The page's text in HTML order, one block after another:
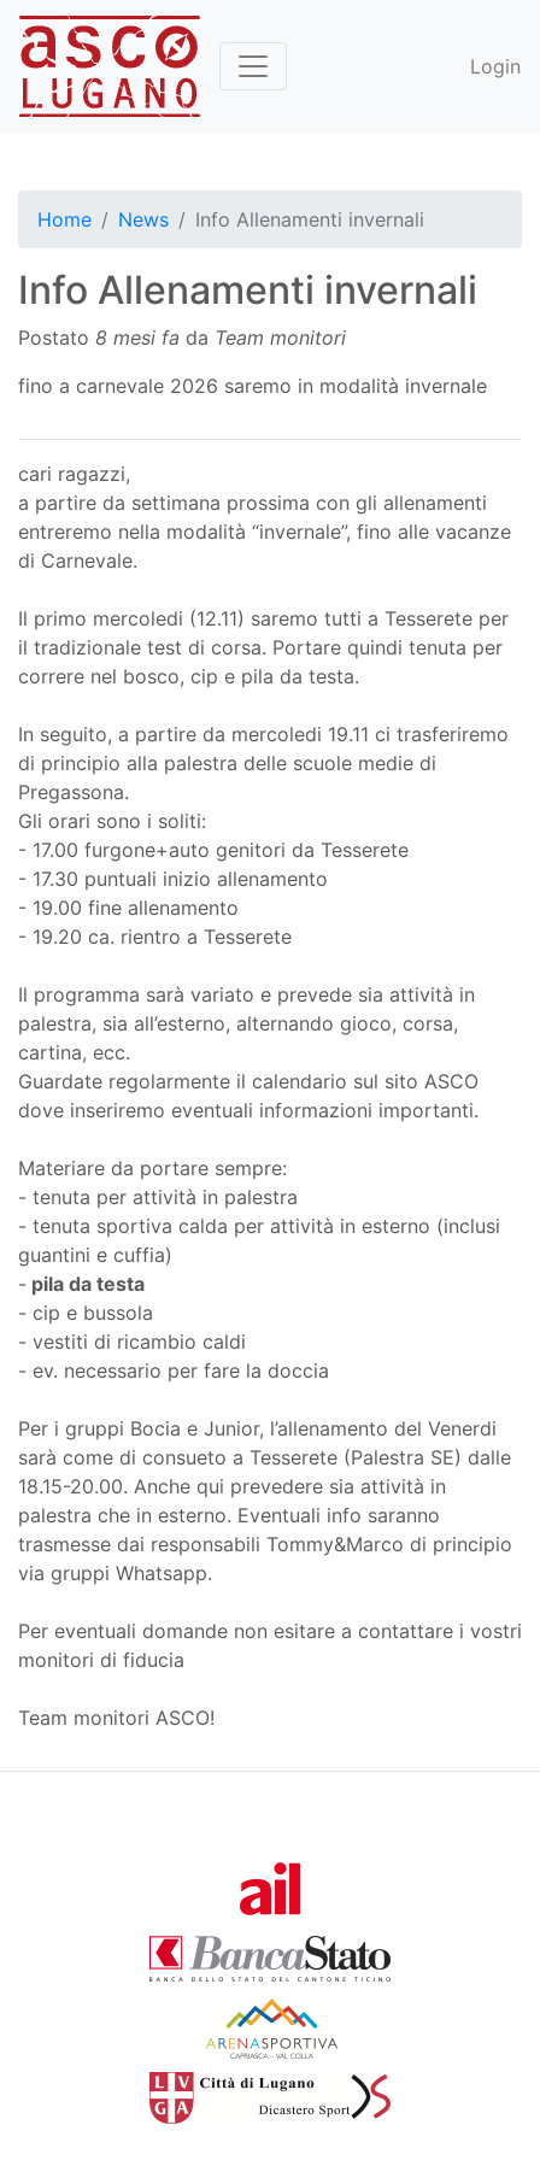
Login
Home News Info Allenamenti invernali
Info Allenamenti invernali
Postato 8 mesi fa da Team monitori
fino a carnevale 2026 saremo in modalità invernale
cari ragazzi,
a partire da settimana prossima con gli allenamenti
entreremo nella modalità “invernale”, fino alle vacanze
di Carnevale.
Il primo mercoledi (12.11) saremo tutti a Tesserete per
il tradizionale test di corsa. Portare quindi tenuta per
correre nel bosco, cip e pila da testa.
In seguito, a partire da mercoledi 19.11 ci trasferiremo
di principio alla palestra delle scuole medie di
Pregassona.
Gli orari sono i soliti:
- 17.00 furgone+auto genitori da Tesserete
- 17.30 puntuali inizio allenamento
- 19.00 fine allenamento
- 19.20 ca. rientro a Tesserete
Il programma sarà variato e prevede sia attività in
palestra, sia all’esterno, alternando gioco, corsa,
cartina, ecc.
Guardate regolarmente il calendario sul sito ASCO
dove inseriremo eventuali informazioni importanti.
Materiare da portare sempre:
- tenuta per attività in palestra
- tenuta sportiva calda per attività in esterno (inclusi
guantini e cuffia)
- pila da testa
- cip e bussola
- vestiti di ricambio caldi
- ev. necessario per fare la doccia
Per i gruppi Bocia e Junior, l’allenamento del Venerdi
sarà come di consueto a Tesserete (Palestra SE) dalle
18.15-20.00. Anche qui prevedere sia attività in
palestra che in esterno. Eventuali info saranno
trasmesse dai responsabili Tommy&Marco di principio
via gruppi Whatsapp.
Per eventuali domande non esitare a contattare i vostri
monitori di fiducia
Team monitori ASCO!